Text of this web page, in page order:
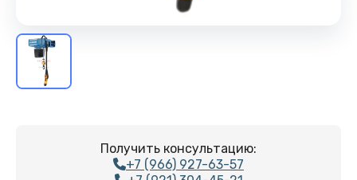
Получить консультацию:
+7 (966) 927-63-57